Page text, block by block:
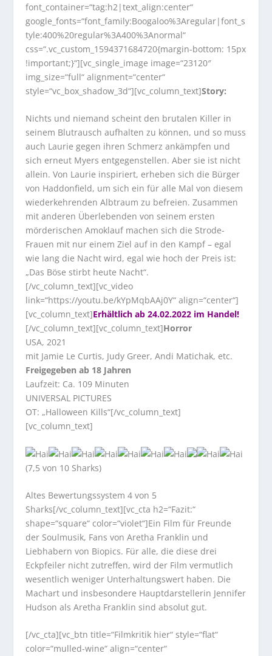
font_container=“tag:h2|text_align:center“
google_fonts=“font_family:Boogaloo%3Aregular|font_s
tyle:400%20regular%3A400%3Anormal“
css=“.vc_custom_1594371684720{margin-bottom: 15px
!important;}“][vc_single_image image=“23120″
img_size=“full“ alignment=“center“
style=“vc_box_shadow_3d“][vc_column_text]Story:
Nichts und niemand scheint den brutalen Killer in
seinem Blutrausch aufhalten zu können, und so muss
auch Laurie gegen ihren Schmerz ankämpfen und
sich erneut Myers entgegenstellen. Aber sie ist nicht
allein. Von Laurie inspiriert, erheben sich die Bürger
von Haddonfield, um sich ein für alle Mal von diesem
wiederkehrenden Albtraum zu befreien. Zusammen
mit anderen Überlebenden von seinem ersten
mörderischen Amoklauf machen sich die Strode-
Frauen mit nur einem Ziel auf in den Kampf – egal
wie lang die Nacht wird, egal wie hoch der Preis ist:
„Das Böse stirbt heute Nacht“.
[/vc_column_text][vc_video
link=“https://youtu.be/kYpMqbAAj0Y“ align=“center“]
[vc_column_text]Erhältlich ab 24.02.2022 im Handel!
[/vc_column_text][vc_column_text]Horror
USA, 2021
mit Jamie Le Curtis, Judy Greer, Andi Matichak, etc.
Freigegeben ab 18 Jahren
Laufzeit: Ca. 109 Minuten
UNIVERSAL PICTURES
OT: „Halloween Kills“[/vc_column_text]
[vc_column_text]
(7,5 von 10 Sharks)
Altes Bewertungssystem 4 von 5
Sharks[/vc_column_text][vc_cta h2=“Fazit:“
shape=“square“ color=“violet“]Ein Film für Freunde
der Soulmusik, Fans von Aretha Franklin und
Liebhabern von Biopics. Für alle, die diese drei
Eckpfeiler nicht zutreffen, wird der Film vermutlich
wesentlich weniger Unterhaltungswert haben. Die
Machart und insbesondere Hauptdarstellerin Jennifer
Hudson als Aretha Franklin sind absolut gut.
[/vc_cta][vc_btn title=“Filmkritik hier“ style=“flat“
color=“mulled-wine“ align=“center“